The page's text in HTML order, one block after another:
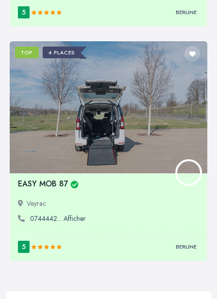
5 BERLINE
TOP 4 PLACES
EASY MOB 87
Veyrac
0744442... Afficher
5 BERLINE